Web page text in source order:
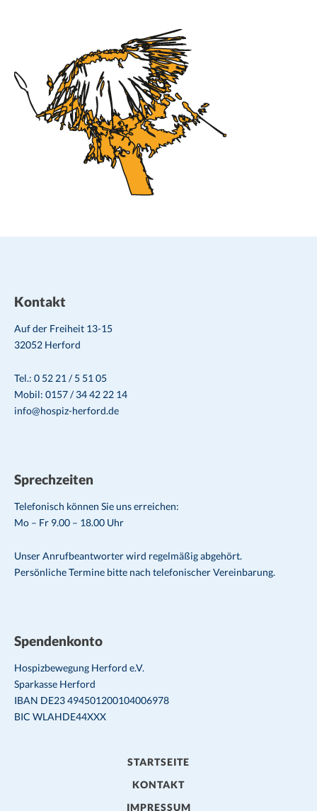
Kontakt
Auf der Freiheit 13-15
32052 Herford
Tel.: 0 52 21 / 5 51 05
Mobil: 0157 / 34 42 22 14
info@hospiz-herford.de
Sprechzeiten
Telefonisch können Sie uns erreichen:
Mo – Fr 9.00 – 18.00 Uhr
Unser Anrufbeantworter wird regelmäßig abgehört.
Persönliche Termine bitte nach telefonischer Vereinbarung.
Spendenkonto
Hospizbewegung Herford e.V.
Sparkasse Herford
IBAN DE23 494501200104006978
BIC WLAHDE44XXX
STARTSEITE
KONTAKT
IMPRESSUM